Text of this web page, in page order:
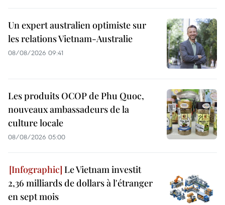
Un expert australien optimiste sur
les relations Vietnam-Australie
08/08/2026 09:41
Les produits OCOP de Phu Quoc,
nouveaux ambassadeurs de la
culture locale
08/08/2026 05:00
Le Vietnam investit
2,36 milliards de dollars à l'étranger
en sept mois